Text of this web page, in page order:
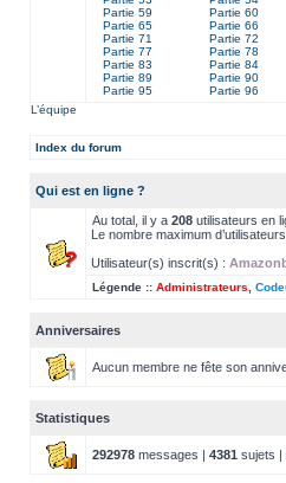
Partie 59
Partie 60
Partie 65
Partie 66
Partie 71
Partie 72
Partie 77
Partie 78
Partie 83
Partie 84
Partie 89
Partie 90
Partie 95
Partie 96
L’équipe
Index du forum
Qui est en ligne ?
Au total, il y a 208 utilisateurs en
Le nombre maximum
Utilisateur(s) inscrit(s) :
Légende :: Administrateurs
Anniversaires
Aucun membre ne fête son
Statistiques
292978 messages | 4381 sujets |